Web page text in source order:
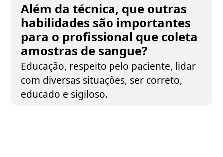
Além da técnica, que outras
habilidades são importantes
para o profissional que coleta
amostras de sangue?
Educação, respeito pelo paciente, lidar
com diversas situações, ser correto,
educado e sigiloso.